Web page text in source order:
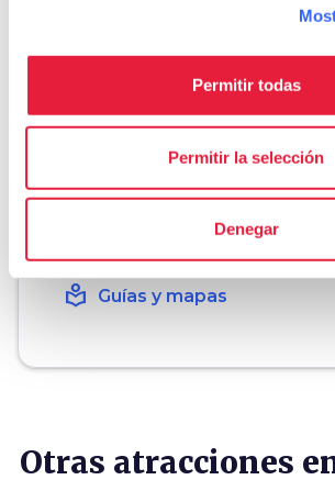
Permitir todas
Permitir la selección
Denegar
hotel
holiday_village Paquetes y estancias
local_library Guías y mapas
Otras atracciones